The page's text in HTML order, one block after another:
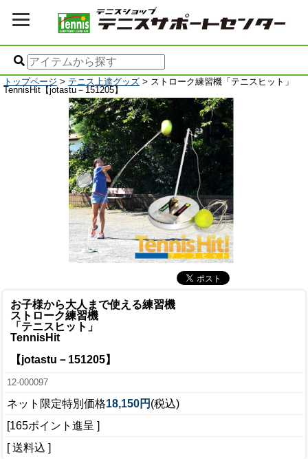
トップページ > テニス上達グッズ > ストローク練習機「テニスヒット」
TennisHit【jotastu－151205】
お子様から大人まで使える練習機
ストローク練習機
「テニスヒット」
TennisHit
【jotastu－151205】
12-000097
ネット限定特別価格18,150円 (税込)
[165ポイント進呈 ]
[ 送料込 ]